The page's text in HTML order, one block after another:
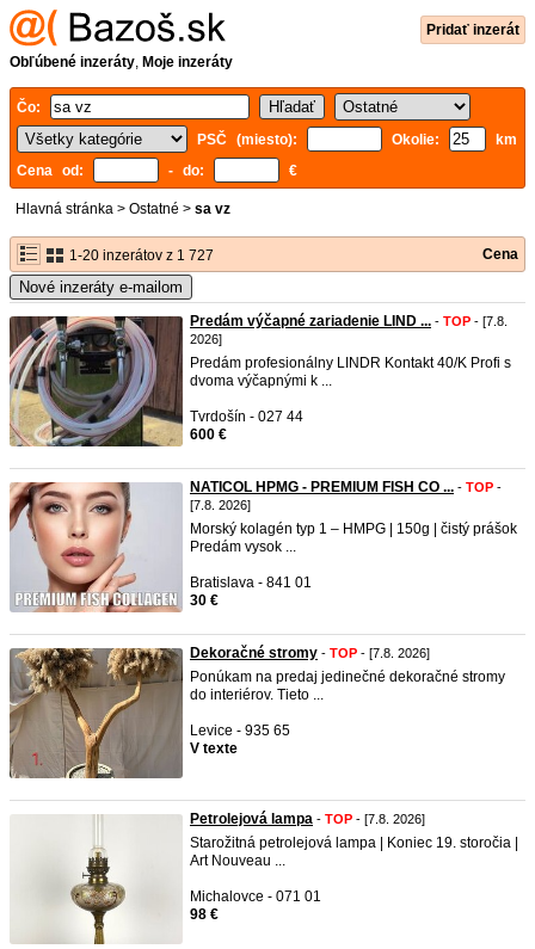
Pridať inzerát
Obľúbené inzeráty, Moje inzeráty
Čo:
PSČ (miesto):
Okolie:
km
Cena od:
- do: €
Hlavná stránka > Ostatné > sa vz
1-20 inzerátov z 1 727 Cena
Nové inzeráty e-mailom
Predám výčapné zariadenie LIND ... - TOP - [7.8.
2026]
Predám profesionálny LINDR Kontakt 40/K Profi s
dvoma výčapnými k ...
Tvrdošín - 027 44
600 €
NATICOL HPMG - PREMIUM FISH CO ... - TOP -
[7.8. 2026]
Morský kolagén typ 1 – HMPG | 150g | čistý prášok
Predám vysok ...
Bratislava - 841 01
30 €
Dekoračné stromy - TOP - [7.8. 2026]
Ponúkam na predaj jedinečné dekoračné stromy
do interiérov. Tieto ...
Levice - 935 65
V texte
Petrolejová lampa - TOP - [7.8. 2026]
Starožitná petrolejová lampa | Koniec 19. storočia |
Art Nouveau ...
Michalovce - 071 01
98 €